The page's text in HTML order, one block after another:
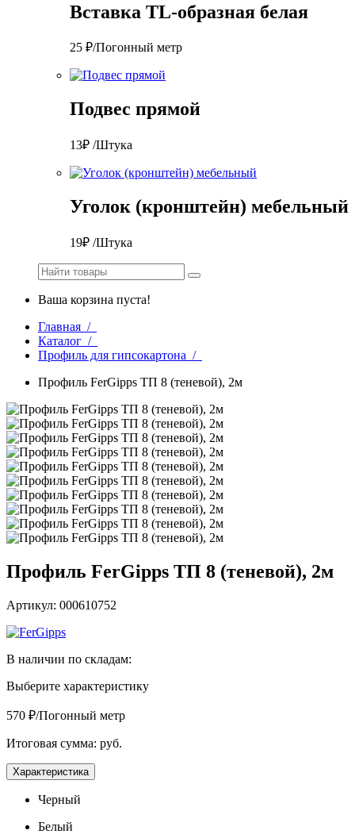
Вставка TL-образная белая
25 ₽/Погонный метр
Подвес прямой
13₽ /Штука
Уголок (кронштейн) мебельный
19₽ /Штука
Ваша корзина пуста!
Главная /
Каталог /
Профиль для гипсокартона /
Профиль FerGipps ТП 8 (теневой), 2м
Профиль FerGipps ТП 8 (теневой), 2м
Артикул: 000610752
В наличии по складам:
Выберите характеристику
570 ₽/Погонный метр
Итоговая сумма: руб.
Характеристика
Черный
Белый